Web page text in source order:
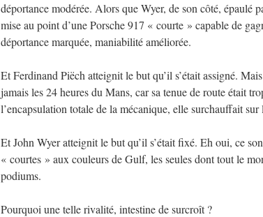
déportance modérée. Alors que Wyer, de son côté, épaulé
mise au point d’une Porsche 917 « courte » capable de
déportance marquée, maniabilité améliorée.
Et Ferdinand Piëch atteignit le but qu’il s’était assigné.
jamais les 24 heures du Mans, car sa tenue de route était
l’encapsulation totale de la mécanique, elle surchauffait sur
Et John Wyer atteignit le but qu’il s’était fixé. Eh oui, ce
« courtes » aux couleurs de Gulf, les seules dont tout le
podiums.
Pourquoi une telle rivalité, intestine de surcroît ?